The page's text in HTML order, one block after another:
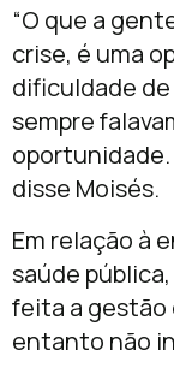
“O que a
crise, é uma
dificuldade
sempre
oportunidade.
disse Moisés.
Em relação à
saúde
feita a gestão
entanto não